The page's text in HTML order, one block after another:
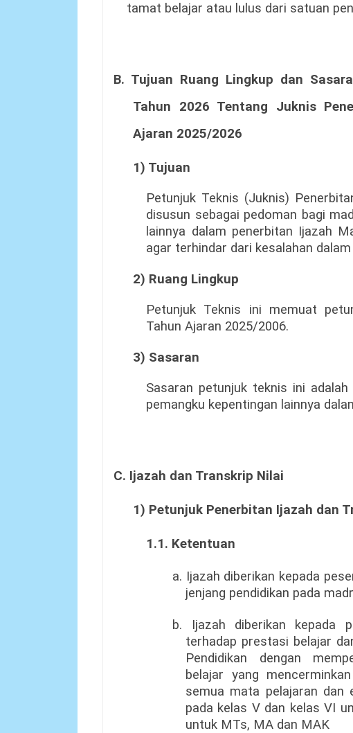
tamat belajar atau lulus dari satuan
B. Tujuan Ruang Lingkup dan
Tahun 2026 Tentang Juknis
Ajaran 2025/2026
1) Tujuan
Petunjuk Teknis (Juknis)
disusun sebagai pedoman bagi
lainnya dalam penerbitan Ijazah
agar terhindar dari kesalahan
2) Ruang Lingkup
Petunjuk Teknis ini memuat
Tahun Ajaran 2025/2006.
3) Sasaran
Sasaran petunjuk teknis ini
pemangku kepentingan lainnya
C. Ijazah dan Transkrip Nilai
1) Petunjuk Penerbitan Ijazah dan
1.1. Ketentuan
a. Ijazah diberikan kepada
jenjang pendidikan pada
b. Ijazah diberikan kepada
terhadap prestasi belajar
Pendidikan dengan
belajar yang
semua mata pelajaran dan
pada kelas V dan kelas VI
untuk MTs, MA dan MAK